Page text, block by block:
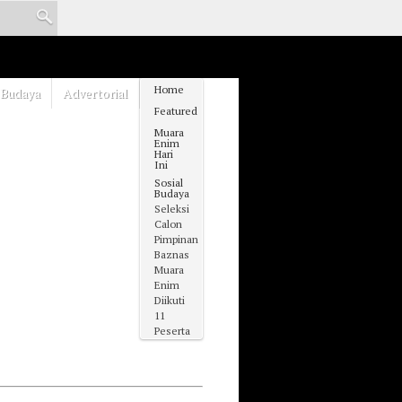
Advertorial
Home
Featured
Muara
Enim
Hari
Ini
Sosial
Budaya
Seleksi
Calon
Pimpinan
Baznas
Muara
Enim
Diikuti
11
Peserta